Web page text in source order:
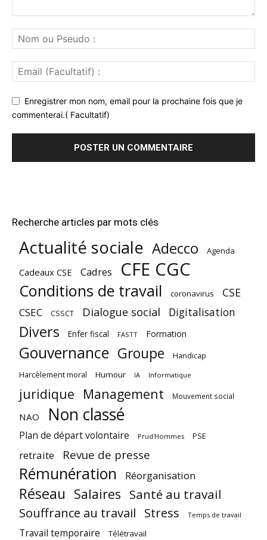
Enregistrer mon nom, email pour la prochaine fois que je
commenterai.( Facultatif)
Recherche articles par mots clés
Actualité sociale Adecco Agenda
Cadeaux CSE Cadres CFE CGC
Conditions de travail coronavirus CSE
CSEC CSSCT Dialogue social Digitalisation
Divers Enfer fiscal FASTT Formation
Gouvernance Groupe Handicap
Harcèlement moral Humour IA Informatique
juridique Management Mouvement social
NAO Non classé
Plan de départ volontaire Prud'Hommes PSE
retraite Revue de presse
Rémunération Réorganisation
Réseau Salaires Santé au travail
Souffrance au travail Stress Temps de travail
Travail temporaire Télétravail